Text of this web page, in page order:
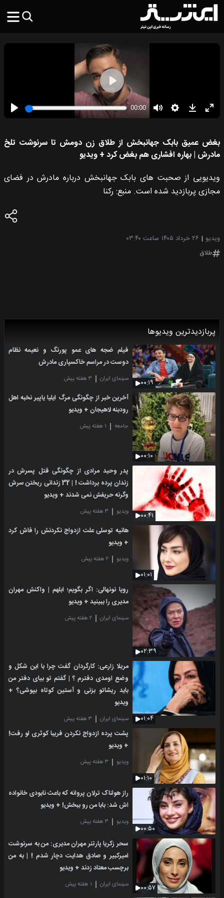
بغض عمیق بابک جهانبخش از طلاق زن دومش تا سرنوشت تلخ
مادرش | بهاره افشاری هم بغض کرد + ویدیو
ویدیویی از صحبت های بابک جهانبخش درباره مادرش در فضای
مجازی پربازدید شده است. منبع: رکنا
ویدیو ۲۶ خرداد ۱۴۰۵
ساعت ۰۳:۴۰
طلاق
پربازدیدترین ویدیوها
۰۰:۱۹
فیلم ضجه های عمو پورنگ و نعیمه نظام
دوست در مراسم خاکسپاری مادرش
سینمای ایران ۳ هفته پیش
۰۰:۱۰
آخرین خبر از چگونگی مرگ ایلیا یاپیر نخبه اهل
رودبنه لاهیجان + ویدیو
جامعه ۱ هفته پیش
۰۰:۴۱
پدر وحید مرادی از چگونگی قتل پسرش در
زندان پرده برداشت ! | 32 زندانی ریختن سرش
وگرنه حریفش نمی شدند + ویدیو
ویدیو ۳ هفته پیش
۰۱:۰۱
هانیه توسلی علت ازدواج نکردنش را فاش کرد
+ ویدیو
ویدیو ۲ هفته پیش
۰۲:۳۹
رویا نونهالی: اگر بگویم؛ ابلهم | واکنش مهران
مدیری را ببینید + ویدیو
سینمای ایران ۲ هفته پیش
۰۱:۰۴
مریلا زارعی: کارگردان گفت چرا با این شکل و
وضع اومدی دفترم ؟ | گفتم تو بیای دفتر من
باید ریشاتو بزنی و آستین کوتاه بپوشی؟ +
ویدیو
سینمای ایران ۳ هفته پیش
۰۱:۱۰
پشت پرده ازدواج نکردن فریبا کوثری لو رفت!
+ ویدیو
ویدیو ۳ هفته پیش
۰۰:۵۰
راز هولناک ترلان پروانه که باعث نابودی خانواده
اش شد: بابا من رو ببخش! + ویدیو
ویدیو ۳ هفته پیش
۰۰:۵۷
سحر زکریا پارتنر مهران مدیری: من به سرنوشت
امیرکبیر و صادق هدایت دچار شدم ! | به من
برچسب معتاد زدند + ویدیو
سینمای ایران ۱ هفته پیش